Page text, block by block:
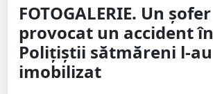
FOTOGALERIE. Un
provocat un accident
Polițiștii sătmăreni l-au
imobilizat